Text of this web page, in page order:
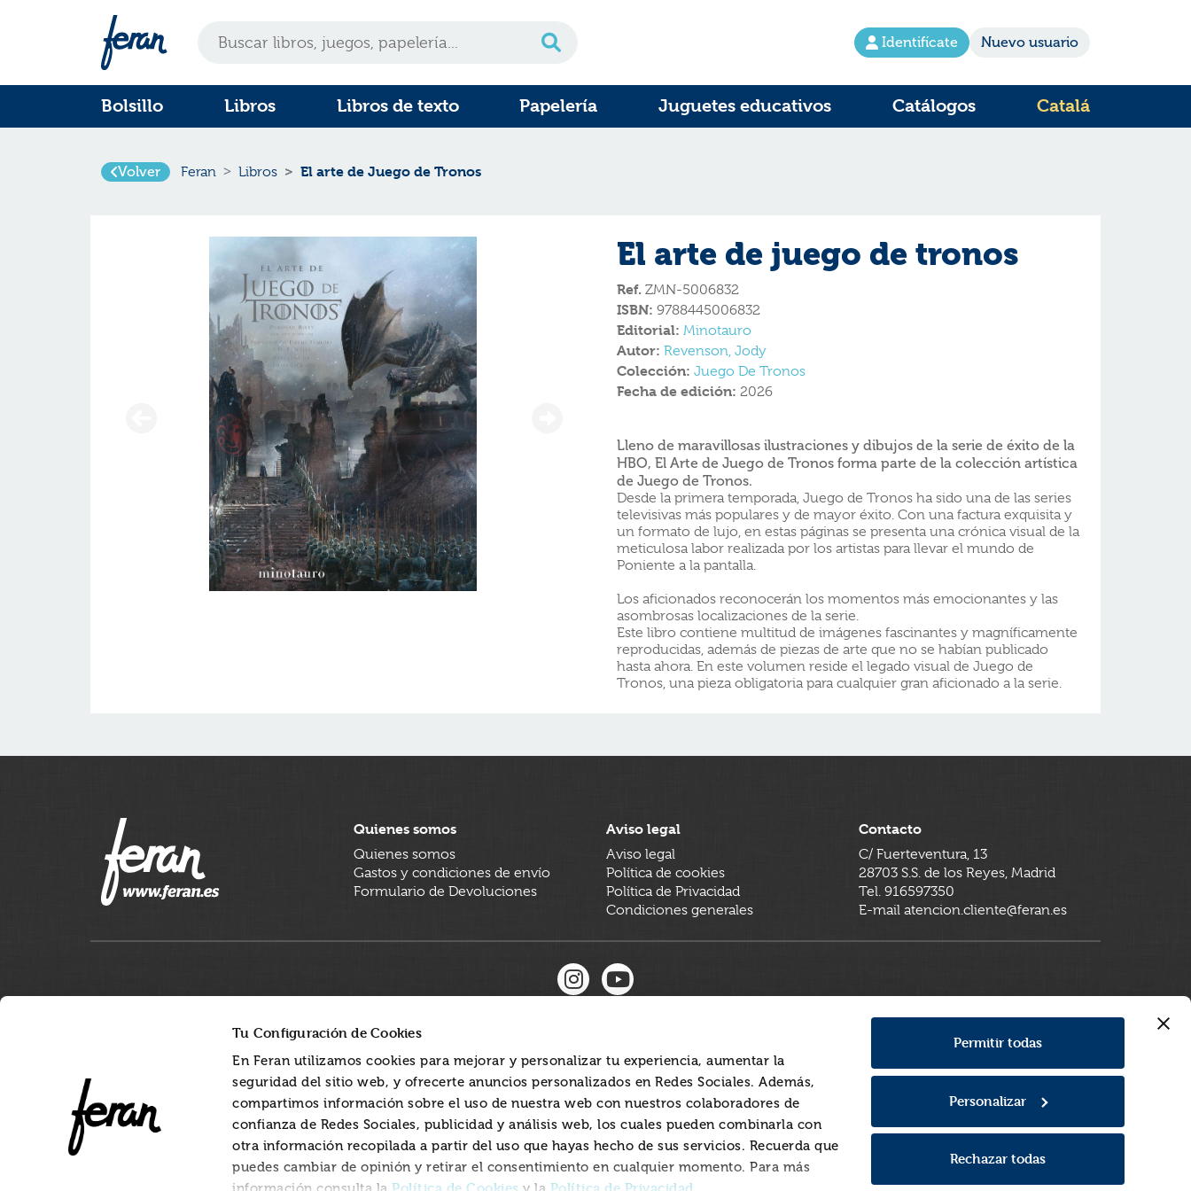
Tu Configuración de Cookies
En Feran utilizamos cookies para mejorar y personalizar tu experiencia, aumentar la
seguridad del sitio web, y ofrecerte anuncios personalizados en Redes Sociales. Además,
compartimos información sobre el uso de nuestra web con nuestros colaboradores de
confianza de Redes Sociales, publicidad y análisis web, los cuales pueden combinarla con
otra información recopilada a partir del uso que hayas hecho de sus servicios. Recuerda que
puedes cambiar de opinión y retirar el consentimiento en cualquier momento. Para más
Permitir todas
Personalizar
Rechazar todas
Identifícate Nuevo usuario
Bolsillo Libros Libros de texto Papelería Juguetes educativos Catálogos Catalá
Volver Feran Libros El arte de Juego de Tronos
El arte de juego de tronos
Ref. ZMN-5006832
ISBN: 9788445006832
Editorial: Minotauro
Autor: Revenson, Jody
Colección: Juego De Tronos
Fecha de edición: 2026
Lleno de maravillosas ilustraciones y dibujos de la serie de éxito de la
HBO, El Arte de Juego de Tronos forma parte de la colección artística
de Juego de Tronos.
Desde la primera temporada, Juego de Tronos ha sido una de las series
televisivas más populares y de mayor éxito. Con una factura exquisita y
un formato de lujo, en estas páginas se presenta una crónica visual de la
meticulosa labor realizada por los artistas para llevar el mundo de
Poniente a la pantalla.
Los aficionados reconocerán los momentos más emocionantes y las
asombrosas localizaciones de la serie.
Este libro contiene multitud de imágenes fascinantes y magníficamente
reproducidas, además de piezas de arte que no se habían publicado
hasta ahora. En este volumen reside el legado visual de Juego de
Tronos, una pieza obligatoria para cualquier gran aficionado a la serie.
Quienes somos
Quienes somos
Gastos y condiciones de envío
Formulario de Devoluciones
Aviso legal
Aviso legal
Política de cookies
Política de Privacidad
Condiciones generales
Contacto
C/ Fuerteventura, 13
28703 S.S. de los Reyes, Madrid
Tel. 916597350
E-mail atencion.cliente@feran.es